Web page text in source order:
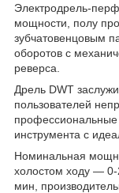
Электродрель-
мощности, полу
зубчатовенцовым
оборотов с
реверса.
Дрель DWT
пользователей
профессиональные
инструмента с
Номинальная
холостом ходу —
мин,